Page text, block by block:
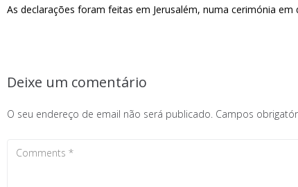
As declarações foram feitas em Jerusalém, numa cerimónia
Deixe um comentário
O seu endereço de email não será publicado. Campos